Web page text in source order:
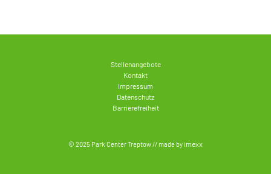
Stellenangebote
Kontakt
Impressum
Datenschutz
Barrierefreiheit
© 2025 Park Center Treptow // made by imexx